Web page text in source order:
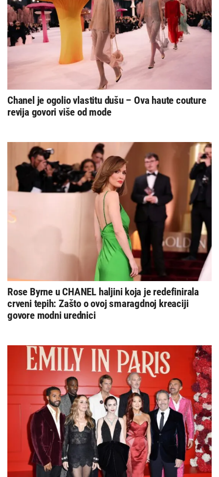
Chanel je ogolio vlastitu dušu – Ova haute couture
revija govori više od mode
Rose Byrne u CHANEL haljini koja je redefinirala
crveni tepih: Zašto o ovoj smaragdnoj kreaciji
govore modni urednici